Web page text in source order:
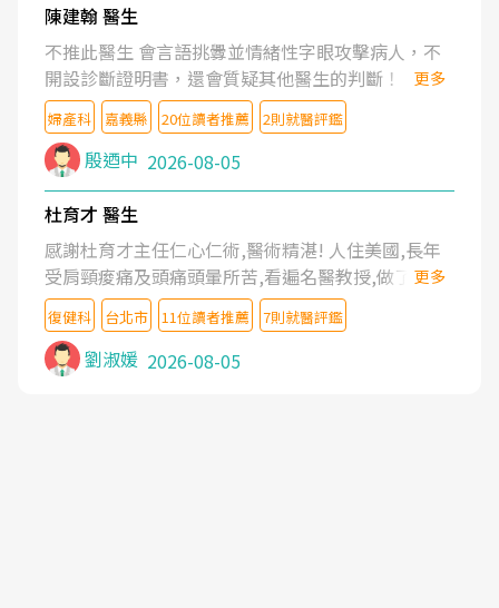
陳建翰 醫生
不推此醫生 會言語挑釁並情緒性字眼攻擊病人，不
開設診斷證明書，還會質疑其他醫生的判斷！
更多
婦產科 嘉義縣 20位讀者推薦 2則就醫評鑑
殷迺中 2026-08-05
杜育才 醫生
感謝杜育才主任仁心仁術,醫術精湛! 人住美國,長年
受肩頸痠痛及頭痛頭暈所苦,看遍名醫教授,做了各種
檢查,也嘗試過西醫打針,中醫針灸及物理徒手治療都
沒有用,後來連吃到嗎啡類止痛藥都效果有限,只是壓
症狀,沒多久就痛起來,多年失眠嚴重影響生活品質.
台灣親友介紹忠孝醫院杜育才主任是頸頭症候群專
更多
復健科 台北市 11位讀者推薦 7則就醫評鑑
劉淑媛 2026-08-05